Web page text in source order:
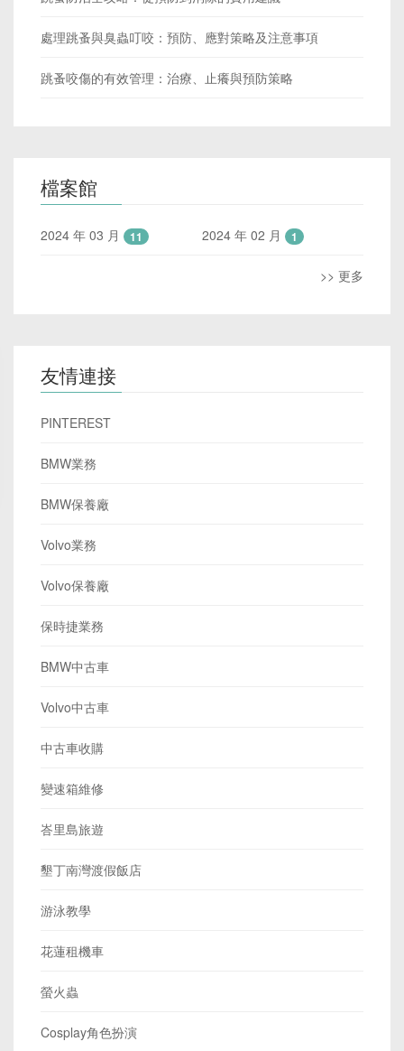
處理跳蚤與臭蟲叮咬：預防、應對策略及注意事項
跳蚤咬傷的有效管理：治療、止癢與預防策略
檔案館
2024 年 03 月 11 2024 年 02 月 1
>> 更多
友情連接
PINTEREST
BMW業務
BMW保養廠
Volvo業務
Volvo保養廠
保時捷業務
BMW中古車
Volvo中古車
中古車收購
變速箱維修
峇里島旅遊
墾丁南灣渡假飯店
游泳教學
花蓮租機車
螢火蟲
Cosplay角色扮演